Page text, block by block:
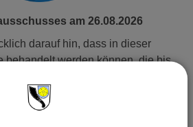
am 26.08.2026
behandelt werden können, die bis
sind.